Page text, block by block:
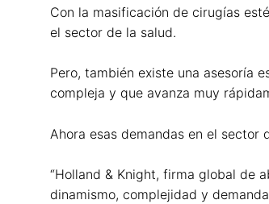
Con la masificación de cirugías
el sector de la salud.
Pero, también existe una asesoría
compleja y que avanza muy
Ahora esas demandas en el sector
“Holland & Knight, firma global de
dinamismo, complejidad y